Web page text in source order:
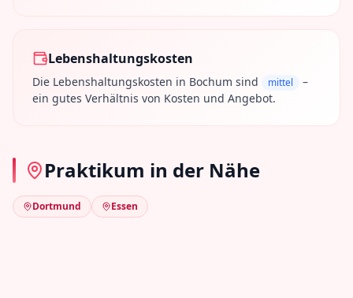
Lebenshaltungskosten
Die Lebenshaltungskosten in Bochum sind mittel
–
ein gutes Verhältnis von Kosten und Angebot.
Praktikum in der Nähe
Dortmund Essen